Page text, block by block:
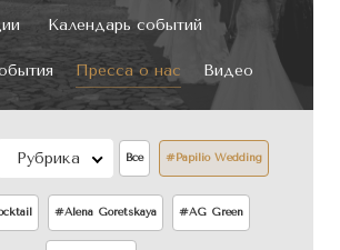
Календарь событий
Пресса о нас Видео
Рубрика Все #Papilio Wedding
#Alena Goretskaya #AG Green